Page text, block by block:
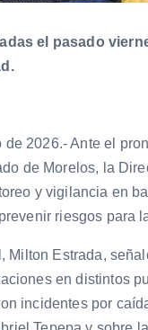
el pasado
2026.- Ante el
de Morelos, la
y vigilancia en
riesgos para
Milton Estrada,
en distintos
incidentes por